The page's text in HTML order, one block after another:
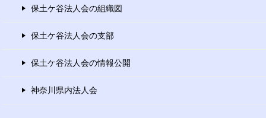
保土ケ谷法人会の組織図
保土ケ谷法人会の支部
保土ケ谷法人会の情報公開
神奈川県内法人会